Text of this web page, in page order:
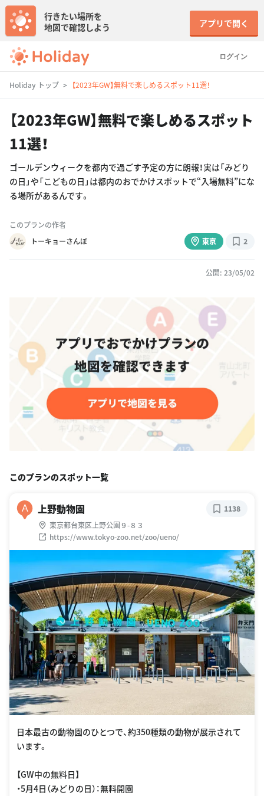
ログイン
行きたい場所を
地図で確認しよう
アプリで開く
Holiday トップ 【2023年GW】無料で楽しめるスポット11選！
【2023年GW】無料で楽しめるスポット
11選！
ゴールデンウィークを都内で過ごす予定の方に朗報！実は「みどり
の日」や「こどもの日」は都内のおでかけスポットで“入場無料”にな
る場所があるんです。
このプランの作者
トーキョーさんぽ
東京 2
公開: 23/05/02
このプランのスポット一覧
A 上野動物園
東京都台東区上野公園９-８３
https://www.tokyo-zoo.net/zoo/ueno/
1138
日本最古の動物園のひとつで、約350種類の動物が展示されて
います。
【GW中の無料日】
・5月4日（みどりの日）：無料開園